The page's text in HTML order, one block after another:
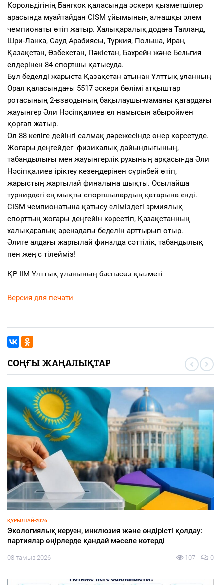
Корольдігінің Бангкок қаласында әскери қызметшілер
арасында муайтайдан CISM ұйымының алғашқы әлем
чемпионаты өтіп жатыр. Халықаралық додаға Таиланд,
Шри-Ланка, Сауд Арабиясы, Түркия, Польша, Иран,
Қазақстан, Өзбекстан, Пәкістан, Бахрейн және Бельгия
елдерінен 84 спортшы қатысуда.
Бұл беделді жарыста Қазақстан атынан Ұлттық ұланның
Орал қаласындағы 5517 әскери бөлімі атқыштар
ротасының 2-взводының бақылаушы-маманы қатардағы
жауынгер Әли Нәсіпқалиев ел намысын абыроймен
қорғап жатыр.
Ол 88 келіге дейінгі салмақ дәрежесінде өнер көрсетуде.
Жоғары деңгейдегі физикалық дайындығының,
табандылығы мен жауынгерлік рухының арқасында Әли
Нәсіпқалиев іріктеу кезеңдерінен сүрінбей өтіп,
жарыстың жартылай финалына шықты. Осылайша
турнирдегі ең мықты спортшылардың қатарына енді.
CISM чемпионатына қатысу еліміздегі армиялық
спорттың жоғары деңгейін көрсетіп, Қазақстанның
халықаралық аренадағы беделін арттырып отыр.
Әлиге алдағы жартылай финалда сәттілік, табандылық
пен жеңіс тілейміз!
ҚР ІІМ Ұлттық ұланының баспасөз қызметі
Версия для печати
СОҢҒЫ ЖАҢАЛЫҚТАР
СПОРТ
Туризм және спорт министрі «Болашақ ойындары 2026»
аясындағы фиджитал-футбол жарысына қатысты
08 тамыз 2026 104 0